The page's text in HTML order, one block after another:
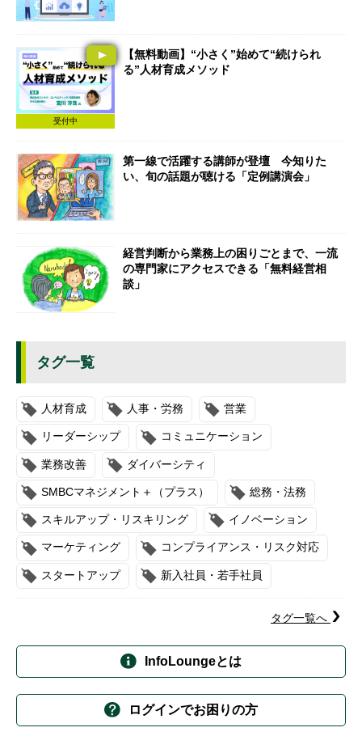
受付中
【無料動画】“小さく”始めて“続けられ
る”人材育成メソッド
第一線で活躍する講師が登壇 今知りた
い、旬の話題が聴ける「定例講演会」
経営判断から業務上の困りごとまで、一流
の専門家にアクセスできる「無料経営相
談」
タグ一覧
人材育成 人事・労務 営業
リーダーシップ コミュニケーション
業務改善 ダイバーシティ
SMBCマネジメント＋（プラス） 総務・法務
スキルアップ・リスキリング イノベーション
マーケティング コンプライアンス・リスク対応
スタートアップ 新入社員・若手社員
タグ一覧へ
InfoLoungeとは
ログインでお困りの方